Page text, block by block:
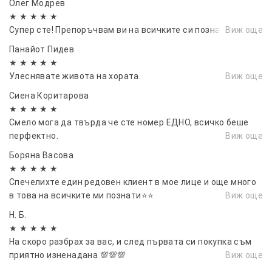
Олег Модрев
★ ★ ★ ★ ★
Супер сте! Препоръчвам ви на всичките си познати.🔥🔥
Виж още
Панайот Пидев
★ ★ ★ ★ ★
Улеснявате живота на хората.
Виж още
Сиена Коритарова
★ ★ ★ ★ ★
Смело мога да твърда че сте номер ЕДНО, всичко беше
перфектно.
Виж още
Боряна Васовa
★ ★ ★ ★ ★
Спечелихте един редовен клиент в мое лице и още много
в това на всичките ми познати⭐⭐
Виж още
Н. Б.
★ ★ ★ ★ ★
На скоро разбрах за вас, и след първата си покупка съм
приятно изненадана 💯💯💯
Виж още